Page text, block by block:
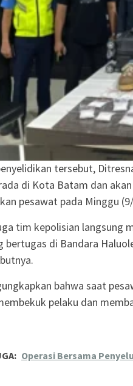
tersebut,
di Kota Batam dan
pesawat pada Minggu
tim kepolisian langsung
bertugas di Bandara
bahwa saat
pelaku dan
Operasi Bersama